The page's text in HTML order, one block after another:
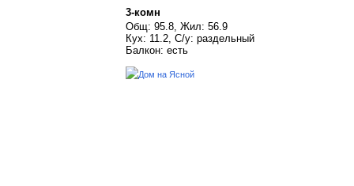
3-комн
Общ: 95.8, Жил: 56.9
Кух: 11.2, С/у: раздельный
Балкон: есть